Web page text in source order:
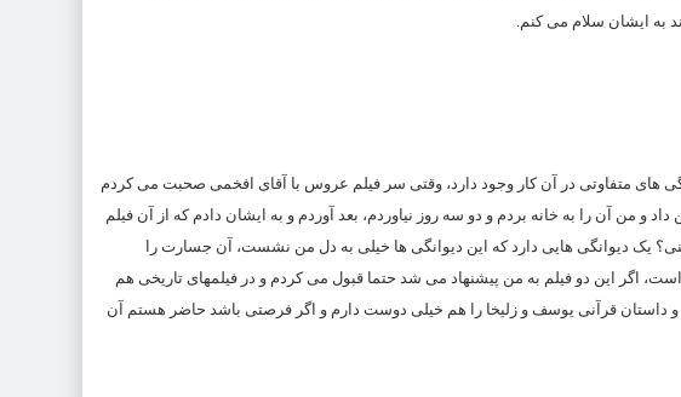
به ایشان سلام می کنم.
های متفاوتی در آن کار وجود دارد، وقتی سر فیلم عروس با آقای افخمی صحبت می کردم
داد و من آن را به خانه بردم و دو سه روز نیاوردم، بعد آوردم و به ایشان دادم که از آن فیلم
یک دیوانگی هایی دارد که این دیوانگی ها خیلی به دل من نشست، آن جسارت را
اگر این دو فیلم به من پیشنهاد می شد حتما قبول می‌ کردم و در فیلمهای تاریخی هم
داستان قرآنی یوسف و زلیخا را هم خیلی دوست دارم و اگر فرصتی باشد حاضر هستم آن